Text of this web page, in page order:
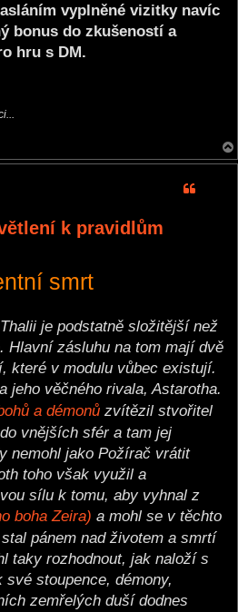
vyplněné vizitky navíc
bonus do zkušeností a
hru s DM.
k pravidlům
smrt
je podstatně složitější než
Hlavní zásluhu na tom mají dvě
které v modulu vůbec existují.
a jeho věčného rivala, Astarotha.
a démonů zvítězil stvořitel
vnějších sfér a tam jej
nemohl jako Požírač vrátit
toho však využil a
sílu k tomu, aby vyhnal z
boha Zeira) a mohl se v těchto
pánem nad životem a smrtí
taky rozhodnout, jak naloží s
stoupence, démony,
zemřelých duší dodnes